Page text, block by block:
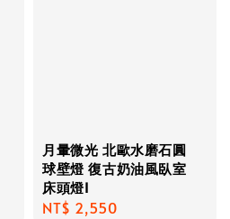
月暈微光 北歐水磨石圓
球壁燈 復古奶油風臥室
床頭燈I
Regular
NT$ 2,550